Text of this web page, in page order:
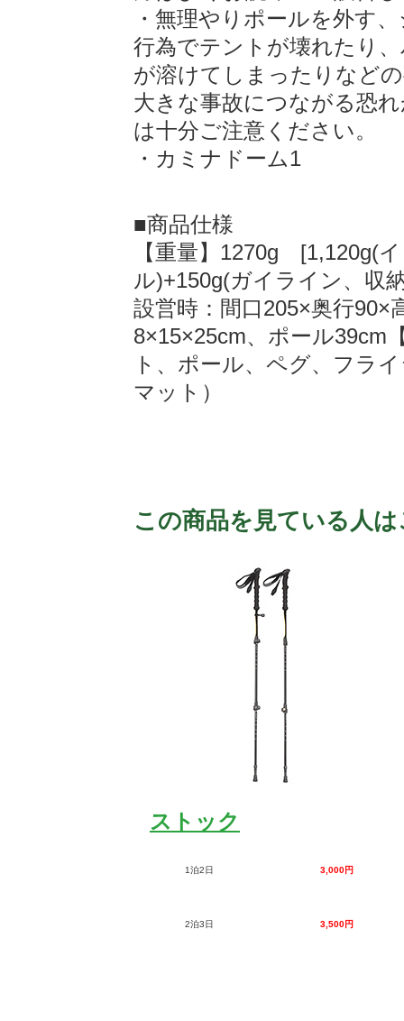
・無理やりポールを外す
行為でテントが壊れたり
が溶けてしまったりなど
大きな事故につながる恐
は十分ご注意ください。
・カミナドーム1
■商品仕様
【重量】1270g [1,120g(
ル)+150g(ガイライン、収
設営時：間口205×奥行90×
8×15×25cm、ポール39cm
ト、ポール、ペグ、フラ
マット）
この商品を見ている人
ストック
1泊2日 3,000円
2泊3日 3,500円